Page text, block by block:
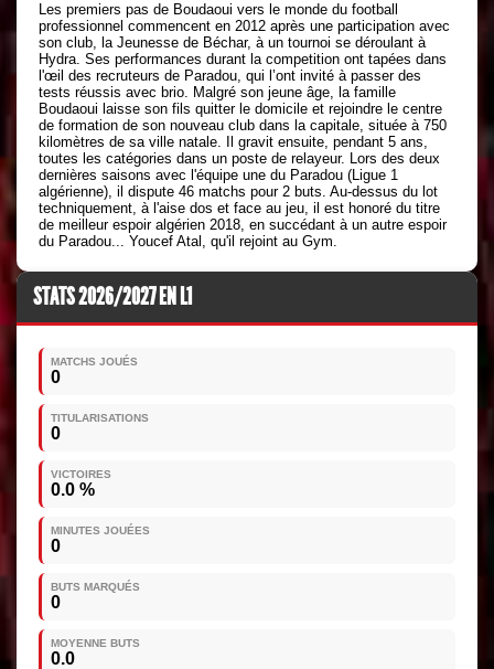
Les premiers pas de Boudaoui vers le monde du football
professionnel commencent en 2012 après une participation avec
son club, la Jeunesse de Béchar, à un tournoi se déroulant à
Hydra. Ses performances durant la competition ont tapées dans
l'œil des recruteurs de Paradou, qui l’ont invité à passer des
tests réussis avec brio. Malgré son jeune âge, la famille
Boudaoui laisse son fils quitter le domicile et rejoindre le centre
de formation de son nouveau club dans la capitale, située à 750
kilomètres de sa ville natale. Il gravit ensuite, pendant 5 ans,
toutes les catégories dans un poste de relayeur. Lors des deux
dernières saisons avec l'équipe une du Paradou (Ligue 1
algérienne), il dispute 46 matchs pour 2 buts. Au-dessus du lot
techniquement, à l'aise dos et face au jeu, il est honoré du titre
de meilleur espoir algérien 2018, en succédant à un autre espoir
du Paradou... Youcef Atal, qu'il rejoint au Gym.
STATS 2026/2027 EN L1
MATCHS JOUÉS
0
TITULARISATIONS
0
VICTOIRES
0.0 %
MINUTES JOUÉES
0
BUTS MARQUÉS
0
MOYENNE BUTS
0.0